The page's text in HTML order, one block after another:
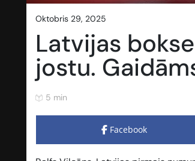
oktobris 29, 2025
Latvijas
jostu.
5 min
Facebook